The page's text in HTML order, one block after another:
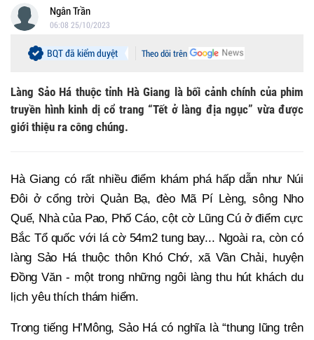
Ngân Trần
06:08 25/10/2023
Theo dõi trên
BQT đã kiểm duyệt
Làng Sảo Há thuộc tỉnh Hà Giang là bối cảnh chính của phim
truyền hình kinh dị cổ trang “Tết ở làng địa ngục” vừa được
giới thiệu ra công chúng.
Hà Giang có rất nhiều điểm khám phá hấp dẫn như Núi
Đôi ở cổng trời Quản Bạ, đèo Mã Pí Lèng, sông Nho
Quế, Nhà của Pao, Phố Cáo, cột cờ Lũng Cú ở điểm cực
Bắc Tổ quốc với lá cờ 54m2 tung bay... Ngoài ra, còn có
làng Sảo Há thuộc thôn Khó Chớ, xã Vần Chải, huyện
Đồng Văn - một trong những ngôi làng thu hút khách du
lịch yêu thích thám hiểm.
Trong tiếng H’Mông, Sảo Há có nghĩa là “thung lũng trên